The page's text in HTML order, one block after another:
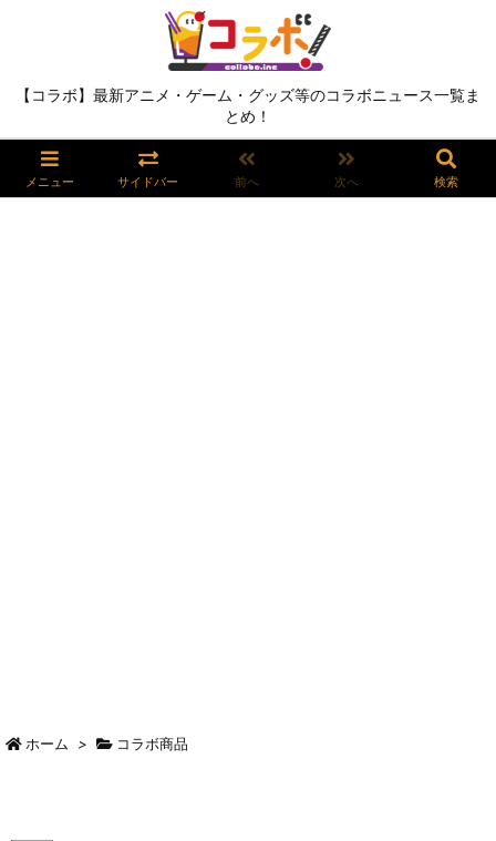
【コラボ】最新アニメ・ゲーム・グッズ等のコラボニュース一覧ま
とめ！
メニュー サイドバー 前へ 次へ 検索
ホーム > コラボ商品